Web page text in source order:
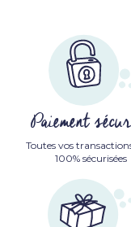
Paiement
Toutes vos
100% sécurisées